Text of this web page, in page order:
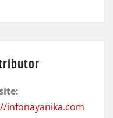
infonayanika.com